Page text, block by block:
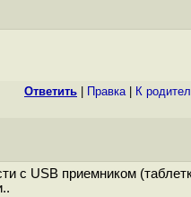
Ответить Правка| К
с USB приемником